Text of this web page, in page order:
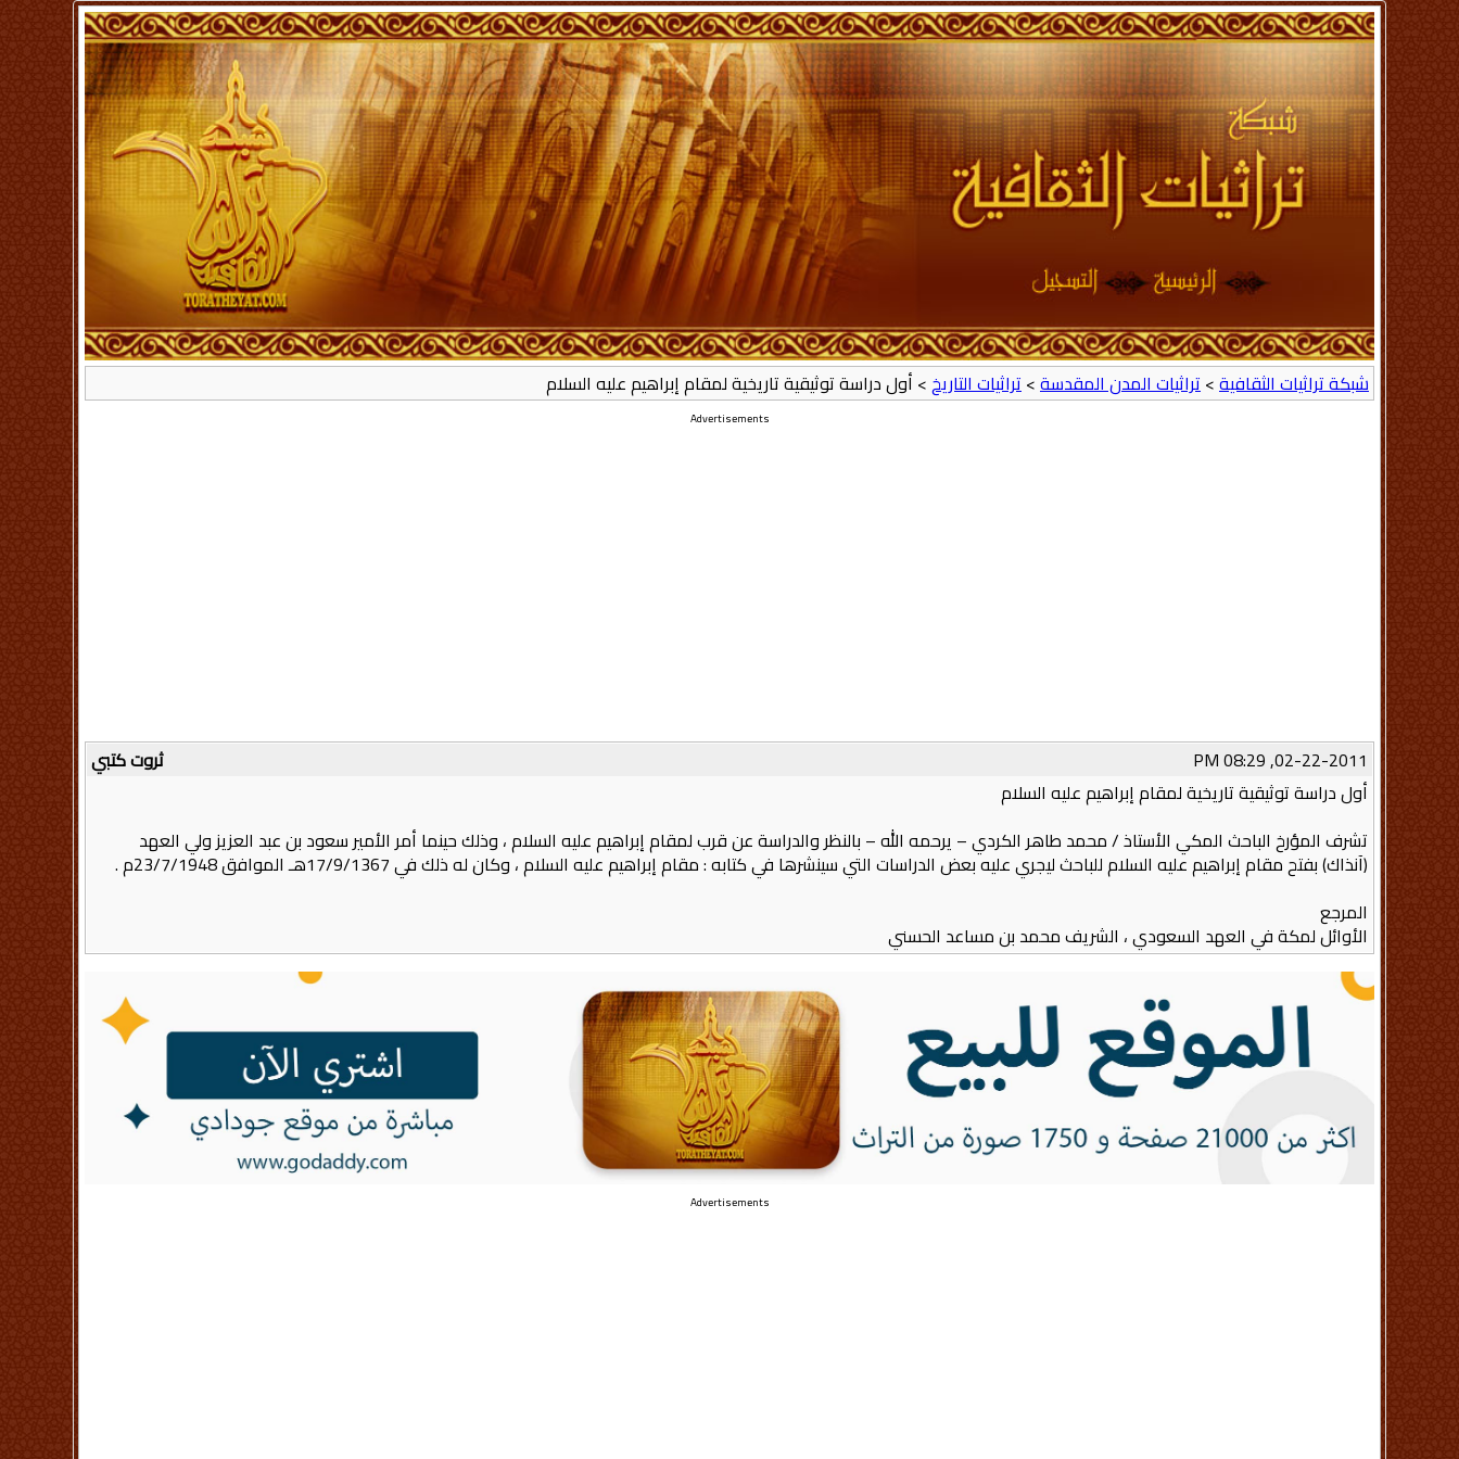
شبكة تراثيات الثقافية>تراثيات المدن المقدسة>تراثيات التاريخ> أول دراسة توثيقية تاريخية لمقام إبراهيم عليه السلام
Advertisements
ثروت كتبي
02-22-2011, 08:29 PM
أول دراسة توثيقية تاريخية لمقام إبراهيم عليه السلام
تشرف المؤرخ الباحث المكي الأستاذ / محمد طاهر الكردي – يرحمه الله – بالنظر والدراسة عن قرب لمقام إبراهيم عليه السلام ، وذلك حينما أمر الأمير سعود بن عبد العزيز ولي العهد
(آنذاك) بفتح مقام إبراهيم عليه السلام للباحث ليجري عليه بعض الدراسات التي سينشرها في كتابه : مقام إبراهيم عليه السلام ، وكان له ذلك في 17/9/1367هـ الموافق 23/7/1948م .
المرجع
الأوائل لمكة في العهد السعودي ، الشريف محمد بن مساعد الحسني
Advertisements